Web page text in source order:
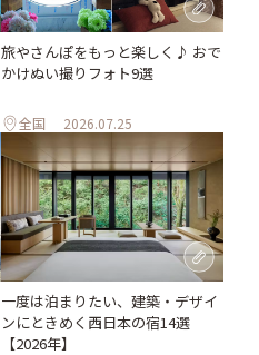
旅やさんぽをもっと楽しく♪ おで
かけぬい撮りフォト9選
全国 2026.07.25
一度は泊まりたい、建築・デザイ
ンにときめく西日本の宿14選
【2026年】